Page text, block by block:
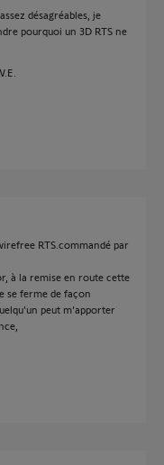
désagréables, je
pourquoi un 3D RTS ne
RTS.commandé par
à la remise en route cette
se ferme de façon
peut m'apporter